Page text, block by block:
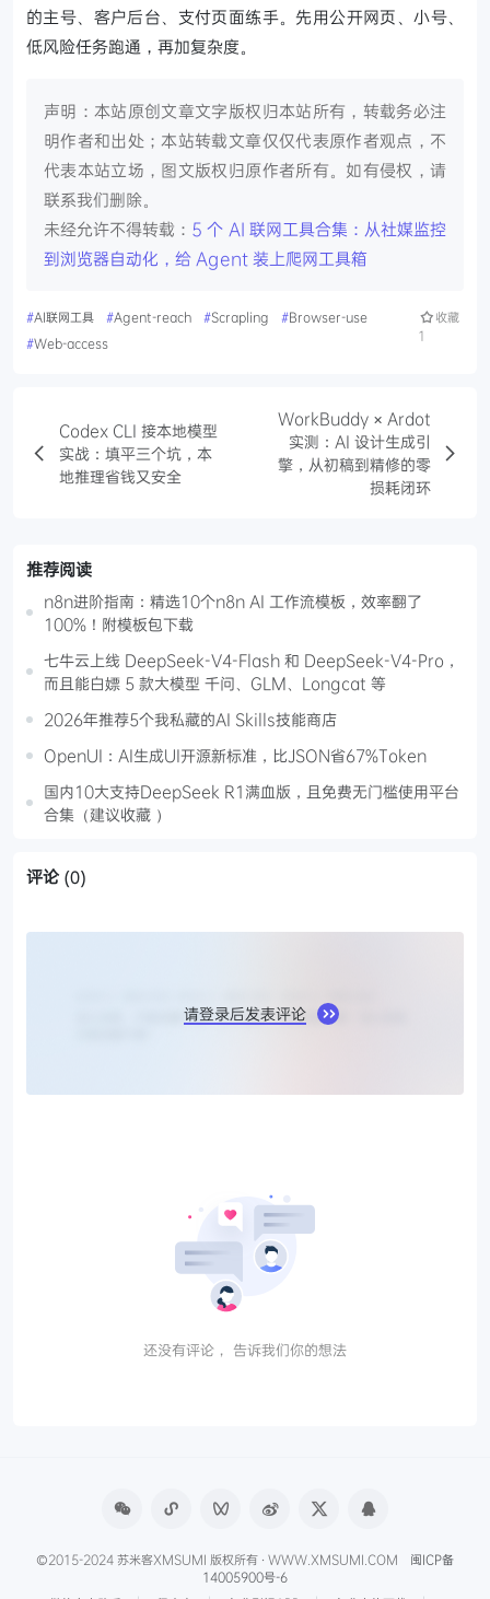
的主号、客户后台、支付页面练手。先用公开网页、小号、
低风险任务跑通，再加复杂度。
声明：本站原创文章文字版权归本站所有，转载务必注
明作者和出处；本站转载文章仅仅代表原作者观点，不
代表本站立场，图文版权归原作者所有。如有侵权，请
联系我们删除。
未经允许不得转载： 5 个 AI 联网工具合集：从社媒监控
到浏览器自动化，给 Agent 装上爬网工具箱
#AI联网工具 #Agent-reach #Scrapling #Browser-use
#Web-access
收藏
1
Codex CLI 接本地模型
实战：填平三个坑，本
地推理省钱又安全
WorkBuddy × Ardot
实测：AI 设计生成引
擎，从初稿到精修的零
损耗闭环
推荐阅读
n8n进阶指南：精选10个n8n AI 工作流模板，效率翻了
100%！附模板包下载
七牛云上线 DeepSeek-V4-Flash 和 DeepSeek-V4-Pro，
而且能白嫖 5 款大模型 千问、GLM、Longcat 等
2026年推荐5个我私藏的AI Skills技能商店
OpenUI：AI生成UI开源新标准，比JSON省67%Token
国内10大支持DeepSeek R1满血版，且免费无门槛使用平台
合集（建议收藏 ）
评论 (0)
请登录后发表评论
还没有评论， 告诉我们你的想法
©2015-2024 苏米客XMSUMI 版权所有 · WWW.XMSUMI.COM 闽ICP备
14005900号-6